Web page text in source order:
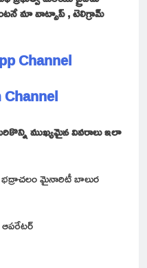
మా వాట్సాప్ , టెలిగ్రామ్
Channel
ముఖ్యమైన వివరాలు ఇలా
భద్రాచలం మైనారిటీ బాలుర